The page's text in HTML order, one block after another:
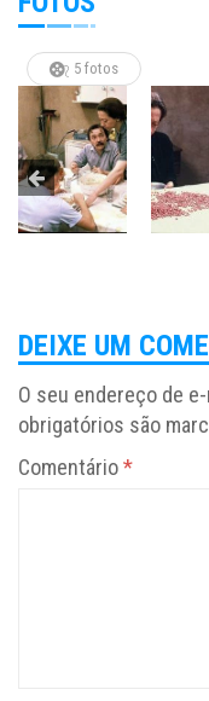
5 fotos
DEIXE UM
O seu endereço de
obrigatórios são
Comentário*